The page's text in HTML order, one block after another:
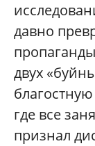
давно
двух
где все
признал